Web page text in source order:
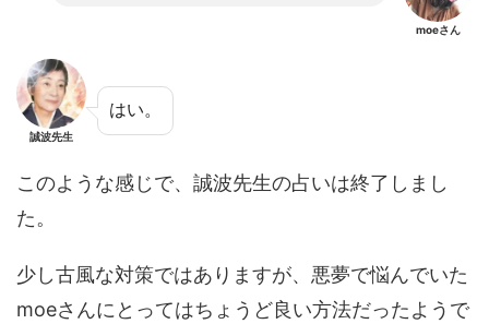
moeさん
誠波先生
はい。
このような感じで、誠波先生の占いは終了しまし
た。
少し古風な対策ではありますが、悪夢で悩んでいた
moeさんにとってはちょうど良い方法だったようで